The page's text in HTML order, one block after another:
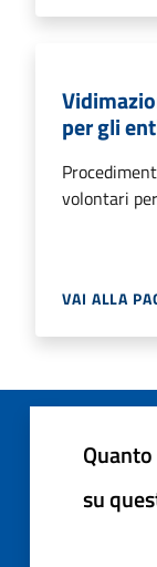
per gli
volontari
VAI ALLA
su